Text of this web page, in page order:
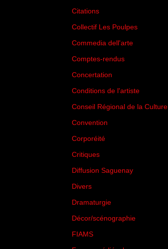
Citations
Collectif Les Poulpes
Commedia dell'arte
Comptes-rendus
Concertation
Conditions de l'artiste
Conseil Régional de la Culture
Convention
Corporéité
Critiques
Diffusion Saguenay
Divers
Dramaturgie
Décor/scénographie
FIAMS